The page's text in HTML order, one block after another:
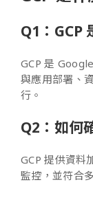
Q1：GCP
GCP 是
與應用部署、
行。
Q2：如何
GCP 提供資料
監控，並符合